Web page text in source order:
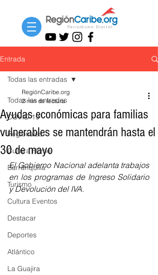
Entrada
Todas las entradas
COVID-19
Regionales
Cultura Home
Barranquilla
Turismo
Cultura Eventos
Destacar
Deportes
Atlántico
La Guajira
Todas las entradas
Ayudas económicas para familias
vulnerables se mantendrán hasta el
30 de mayo
RegiónCaribe.org
2 min de lectura
El Gobierno Nacional adelanta trabajos
en los programas de Ingreso Solidario
y Devolución del IVA.